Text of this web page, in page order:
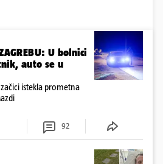
U bolnici
auto se u
istekla prometna
92